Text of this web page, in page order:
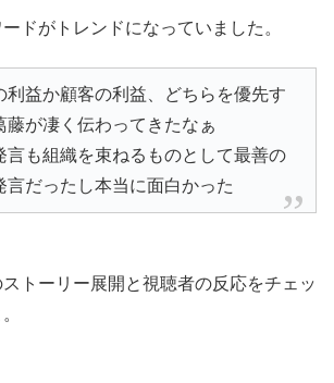
ードがトレンドになっていました。
利益か顧客の利益、どちらを優先す
藤が凄く伝わってきたなぁ
言も組織を束ねるものとして最善の
言だったし本当に面白かった
トーリー展開と視聴者の反応をチェッ